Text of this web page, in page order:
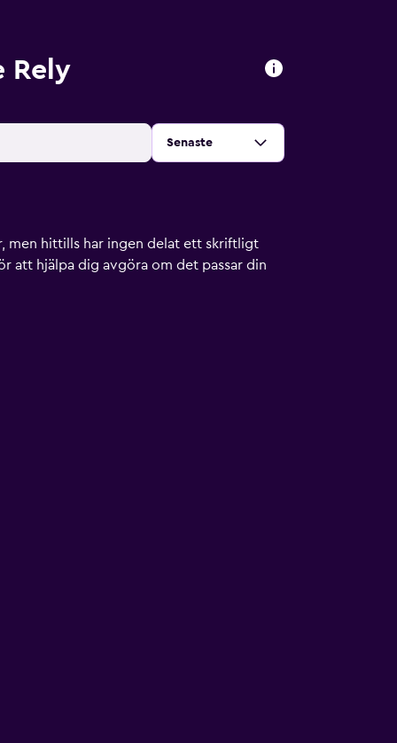
Rely
Sortera efter
Senaste
men hittills har ingen delat ett skriftligt
att hjälpa dig avgöra om det passar din